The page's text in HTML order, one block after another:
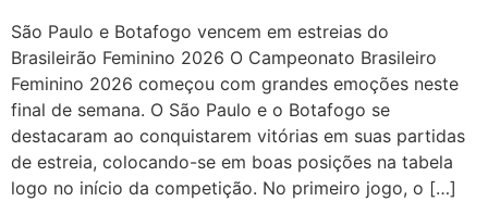
São Paulo e Botafogo vencem em estreias do
Brasileirão Feminino 2026 O Campeonato Brasileiro
Feminino 2026 começou com grandes emoções neste
final de semana. O São Paulo e o Botafogo se
destacaram ao conquistarem vitórias em suas partidas
de estreia, colocando-se em boas posições na tabela
logo no início da competição. No primeiro jogo, o […]